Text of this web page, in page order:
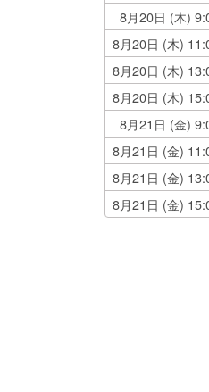
8月20日 (木)
8月20日 (木)
8月20日 (木)
8月20日 (木)
8月21日 (金)
8月21日 (金)
8月21日 (金)
8月21日 (金)